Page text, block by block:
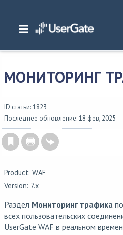
Главная/ Документация/WAF/
Диагностика и мониторинг
МОНИТОРИНГ
ID статьи: 1823
Последнее обновление: 18 фев, 2025
Product: WAF
Version: 7.x
Раздел Мониторинг трафика
всех пользовательских
UserGate WAF в реальном